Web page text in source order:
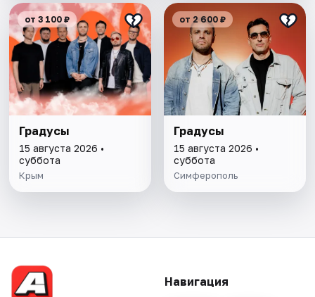
от 3 100 ₽
Градусы
15 августа 2026 •
суббота
Крым
от 2 600 ₽
Градусы
15 августа 2026 •
суббота
Симферополь
Навигация